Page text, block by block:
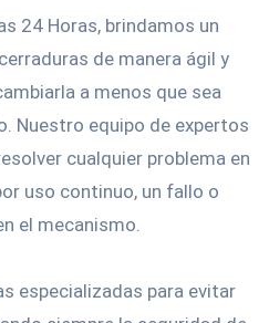
24 Horas, brindamos un
de manera ágil y
a menos que sea
Nuestro equipo de expertos
cualquier problema en
uso continuo, un fallo o
el mecanismo.
especializadas para evitar